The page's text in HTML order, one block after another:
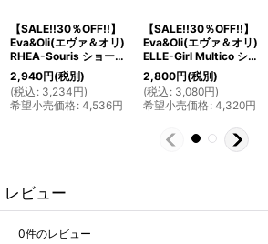
【SALE!!30％OFF!!】
Eva&Oli(エヴァ＆オリ)
RHEA-Souris ショートパンツ 2歳90cm
2,940円(税別)
(税込 : 3,234円)
希望小売価格: 4,536円
【SALE!!30％OFF!!】
Eva&Oli(エヴァ＆オリ)
ELLE-Girl Multico ショートパンツ 12か月18か月
2,800円(税別)
(税込 : 3,080円)
希望小売価格: 4,320円
レビュー
0件のレビュー